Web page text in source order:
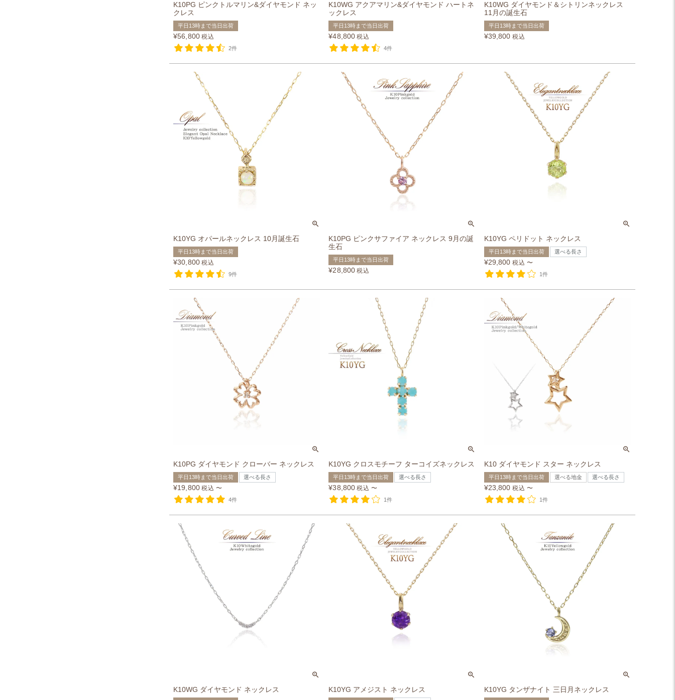
K10PG ピンクトルマリン&ダイヤモンド ネッ
クレス
平日13時まで当日出荷
¥56,800 税込
2件
K10WG アクアマリン&ダイヤモンド ハートネ
ックレス
平日13時まで当日出荷
¥48,800 税込
4件
K10WG ダイヤモンド＆シトリンネックレス
11月の誕生石
平日13時まで当日出荷
¥39,800 税込
K10YG オパールネックレス 10月誕生石
平日13時まで当日出荷
¥30,800 税込
9件
K10PG ピンクサファイア ネックレス 9月の誕
生石
平日13時まで当日出荷
¥28,800 税込
K10YG ペリドット ネックレス
平日13時まで当日出荷 選べる長さ
¥29,800 税込 〜
1件
K10PG ダイヤモンド クローバー ネックレス
平日13時まで当日出荷 選べる長さ
¥19,800 税込 〜
4件
K10YG クロスモチーフ ターコイズネックレス
平日13時まで当日出荷 選べる長さ
¥38,800 税込 〜
1件
K10 ダイヤモンド スター ネックレス
平日13時まで当日出荷 選べる地金 選べる長さ
¥23,800 税込 〜
1件
K10WG ダイヤモンド ネックレス K10YG アメジスト ネックレス K10YG タンザナイト 三日月ネックレス